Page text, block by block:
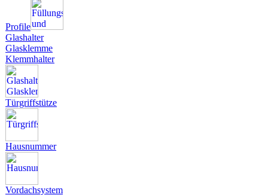
Profile
Glashalter
Glasklemme
Klemmhalter
Türgriffstütze
Hausnummer
Vordachsystem